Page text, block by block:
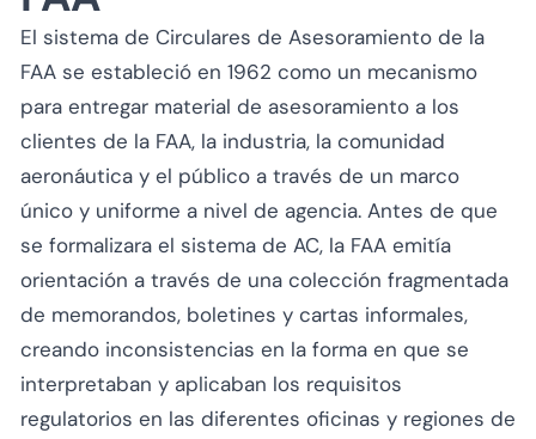
El sistema de Circulares de Asesoramiento de la
FAA se estableció en 1962 como un mecanismo
para entregar material de asesoramiento a los
clientes de la FAA, la industria, la comunidad
aeronáutica y el público a través de un marco
único y uniforme a nivel de agencia. Antes de que
se formalizara el sistema de AC, la FAA emitía
orientación a través de una colección fragmentada
de memorandos, boletines y cartas informales,
creando inconsistencias en la forma en que se
interpretaban y aplicaban los requisitos
regulatorios en las diferentes oficinas y regiones de